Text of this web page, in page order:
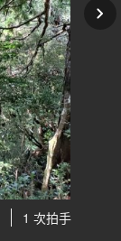
1 次拍手